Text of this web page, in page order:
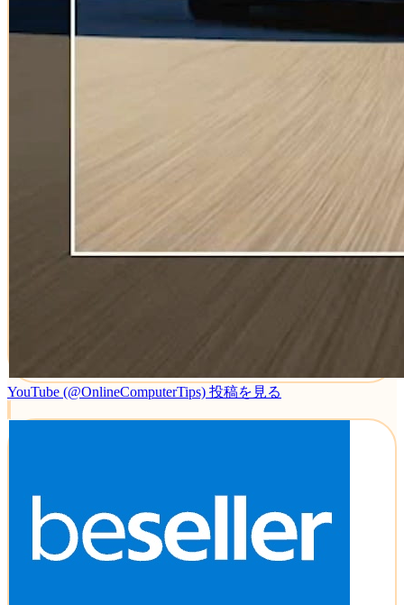
YouTube (@OnlineComputerTips) 投稿を見る